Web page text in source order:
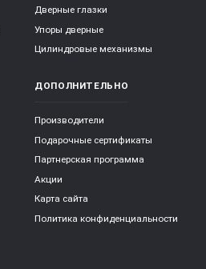
Дверные глазки
Упоры дверные
Цилиндровые механизмы
ДОПОЛНИТЕЛЬНО
Производители
Подарочные сертификаты
Партнерская программа
Акции
Карта сайта
Политика конфиденциальности